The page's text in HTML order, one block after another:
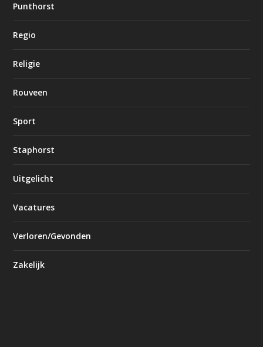
Punthorst
Regio
Religie
Rouveen
Sport
Staphorst
Uitgelicht
Vacatures
Verloren/Gevonden
Zakelijk